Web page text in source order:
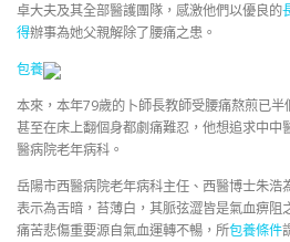
卓大夫及其全部醫護團隊，感激他們以優良的
得辦事為她父親解除了腰痛之患。
包養
本來，本年79歲的卜師長教師受腰痛熬煎已半
甚至在床上翻個身都劇痛難忍，他想追求中中
醫病院老年病科。
岳陽市西醫病院老年病科主任、西醫博士朱浩
表示為舌暗，苔薄白，其脈弦澀皆是氣血痹阻
痛苦悲傷重要源自氣血運轉不暢，所包養條件